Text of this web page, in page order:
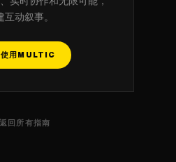
互动叙事。
使用MULTIC
回所有指南